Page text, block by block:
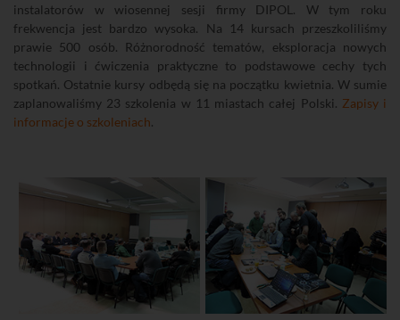
instalatorów w wiosennej sesji firmy DIPOL. W tym roku
frekwencja jest bardzo wysoka. Na 14 kursach przeszkoliliśmy
prawie 500 osób. Różnorodność tematów, eksploracja nowych
technologii i ćwiczenia praktyczne to podstawowe cechy tych
spotkań. Ostatnie kursy odbędą się na początku kwietnia. W sumie
zaplanowaliśmy 23 szkolenia w 11 miastach całej Polski. Zapisy i
informacje o szkoleniach.